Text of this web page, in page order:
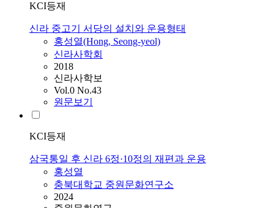
KCI등재
신라 중고기 서당의 설치와 운용형태
홍성열(Hong, Seong-yeol)
신라사학회
2018
신라사학보
Vol.0 No.43
원문보기
KCI등재
삼국통일 후 신라 6정·10정의 재편과 운용
홍성열
충북대학교 중원문화연구소
2024